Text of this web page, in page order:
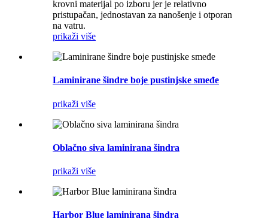
krovni materijal po izboru jer je relativno
pristupačan, jednostavan za nanošenje i otporan
na vatru.
prikaži više
Laminirane šindre boje pustinjske smeđe
prikaži više
Oblačno siva laminirana šindra
prikaži više
Harbor Blue laminirana šindra